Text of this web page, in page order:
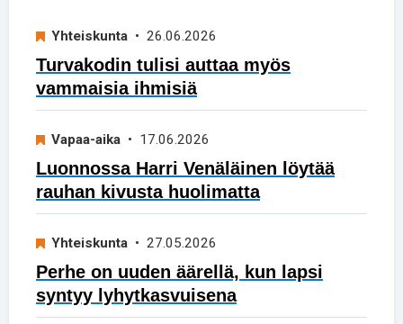
Yhteiskunta • 26.06.2026
Turvakodin tulisi auttaa myös
vammaisia ihmisiä
Vapaa-aika • 17.06.2026
Luonnossa Harri Venäläinen löytää
rauhan kivusta huolimatta
Yhteiskunta • 27.05.2026
Perhe on uuden äärellä, kun lapsi
syntyy lyhytkasvuisena